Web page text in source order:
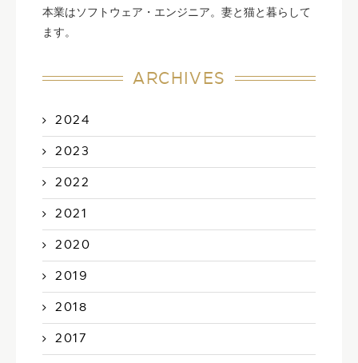
本業はソフトウェア・エンジニア。妻と猫と暮らして
ます。
ARCHIVES
2024
2023
2022
2021
2020
2019
2018
2017